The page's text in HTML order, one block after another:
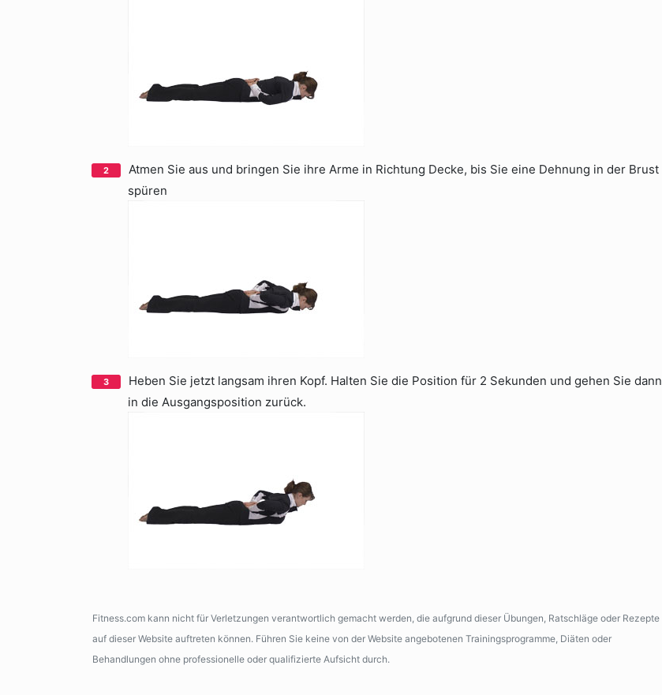
Atmen Sie aus und bringen Sie ihre Arme in Richtung Decke, bis Sie eine Dehnung in der Brust
spüren
Heben Sie jetzt langsam ihren Kopf. Halten Sie die Position für 2 Sekunden und gehen Sie dann
in die Ausgangsposition zurück.
Fitness.com kann nicht für Verletzungen verantwortlich gemacht werden, die aufgrund dieser Übungen, Ratschläge oder Rezepte
auf dieser Website auftreten können. Führen Sie keine von der Website angebotenen Trainingsprogramme, Diäten oder
Behandlungen ohne professionelle oder qualifizierte Aufsicht durch.